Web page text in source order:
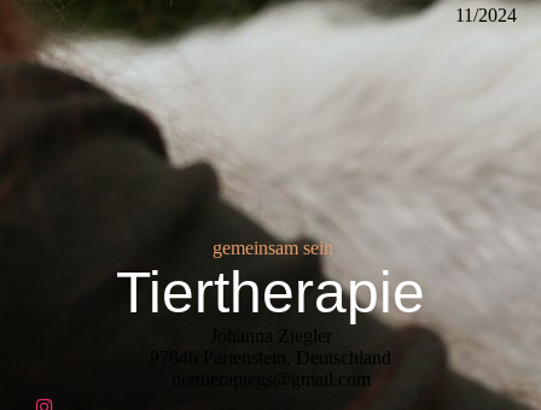
11/2024
gemeinsam sein
Tiertherapie
Johanna Ziegler
97846 Partenstein, Deutschland
tiertherapiegs@gmail.com